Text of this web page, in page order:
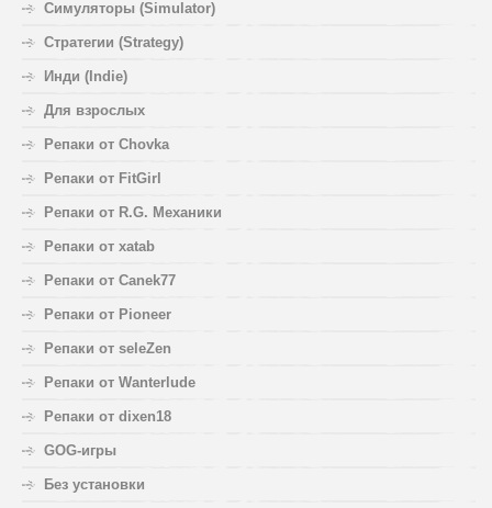
Симуляторы (Simulator)
Стратегии (Strategy)
Инди (Indie)
Для взрослых
Репаки от Chovka
Репаки от FitGirl
Репаки от R.G. Механики
Репаки от xatab
Репаки от Canek77
Репаки от Pioneer
Репаки от seleZen
Репаки от Wanterlude
Репаки от dixen18
GOG-игры
Без установки